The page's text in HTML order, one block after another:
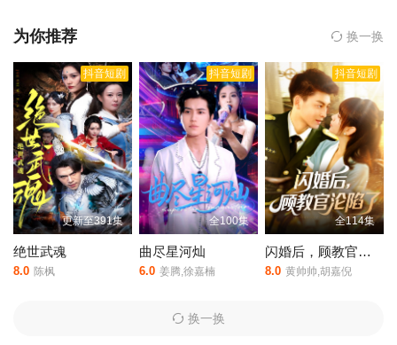
龙。马再使坏嫁祸唐哲，唐昱护子拆阴谋。唐哲入武馆参赛受伤，
，双龙逆战是由内详执导,李媛菁,乔馨莹等人主演的,于2025年上
映。相关赞助院线：策驰影院，星辰影院，星空影院，西瓜影院，
抖音短剧视频等40集全集完整版资源免费在线观看。
为你推荐 换一换
抖音短剧
更新至391集
绝世武魂
8.0 陈枫
抖音短剧
全100集
曲尽星河灿
6.0 姜腾,徐嘉楠
抖音短剧
全114集
闪婚后，顾教官沦陷了
8.0 黄帅帅,胡嘉倪
换一换